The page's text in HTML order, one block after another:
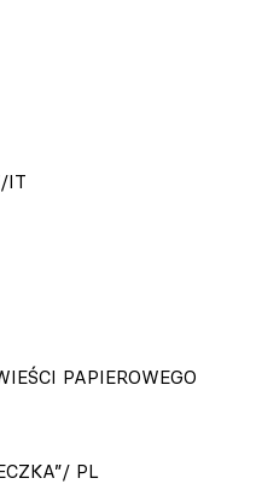
IT
PAPIEROWEGO
PL